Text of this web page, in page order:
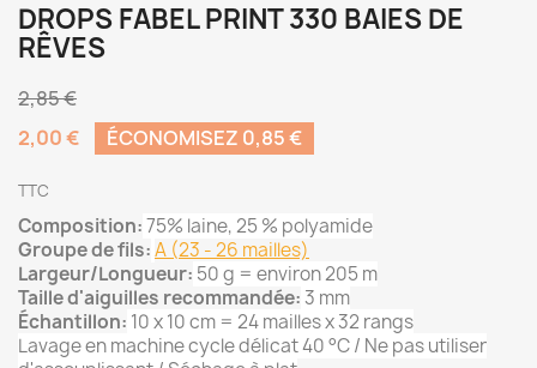
DROPS FABEL PRINT 330 BAIES DE
RÊVES
2,85 €
2,00 €
ÉCONOMISEZ 0,85 €
TTC
Composition:75% laine, 25 % polyamide
Groupe de fils:A (23 - 26 mailles)
Largeur/Longueur: 50 g = environ 205 m
Taille d'aiguilles recommandée:3 mm
Échantillon: 10 x 10 cm = 24 mailles x 32 rangs
Lavage en machine cycle délicat 40 °C / Ne pas utiliser